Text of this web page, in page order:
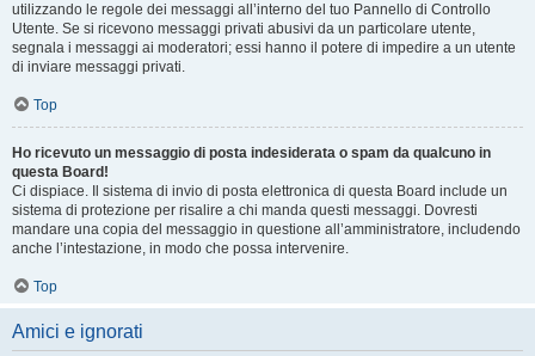
utilizzando le regole dei messaggi all’interno del tuo Pannello di Controllo
Utente. Se si ricevono messaggi privati ​​abusivi da un particolare utente,
segnala i messaggi ai moderatori; essi hanno il potere di impedire a un utente
di inviare messaggi privati​​.
Top
Ho ricevuto un messaggio di posta indesiderata o spam da qualcuno in
questa Board!
Ci dispiace. Il sistema di invio di posta elettronica di questa Board include un
sistema di protezione per risalire a chi manda questi messaggi. Dovresti
mandare una copia del messaggio in questione all’amministratore, includendo
anche l’intestazione, in modo che possa intervenire.
Top
Amici e ignorati